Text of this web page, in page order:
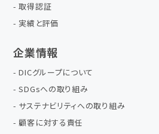
取得認証
実績と評価
企業情報
DICグループについて
SDGsへの取り組み
サステナビリティへの取り組み
顧客に対する責任